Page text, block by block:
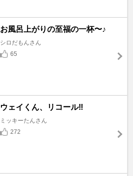
お風呂上がりの至福の一杯〜♪
シロだもんさん
65
ウェイくん、リコール‼️
ミッキーたんさん
272